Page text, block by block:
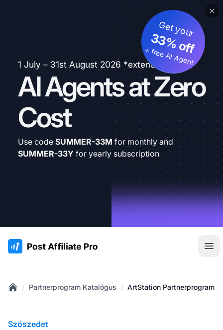
1 July – 31st August 2026 *extended
AI Agents at Zero
Cost
Get your
33% off
+ free AI Agent
Use code SUMMER-33M for monthly and
SUMMER-33Y for yearly subscription
:site.title
/ Partnerprogram Katalógus / ArtStation Partnerprogram
Szószedet